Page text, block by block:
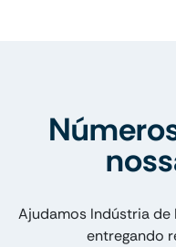
Ajudamos Indústria de
entregando